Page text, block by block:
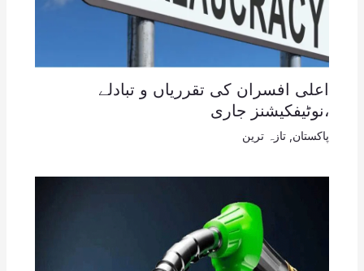
اعلی افسران کی تقرریاں و تبادلے
،نوٹیفکیشنز جاری
پاکستان تازہ ترین